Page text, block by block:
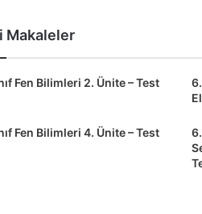
Makaleler
Fen Bilimleri 2. Ünite – Test
Fen Bilimleri 4. Ünite – Test